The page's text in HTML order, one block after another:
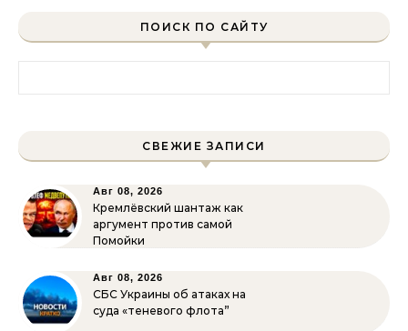
ПОИСК ПО САЙТУ
СВЕЖИЕ ЗАПИСИ
Авг 08, 2026
Кремлёвский шантаж как
аргумент против самой
Помойки
Авг 08, 2026
СБС Украины об атаках на
суда «теневого флота”